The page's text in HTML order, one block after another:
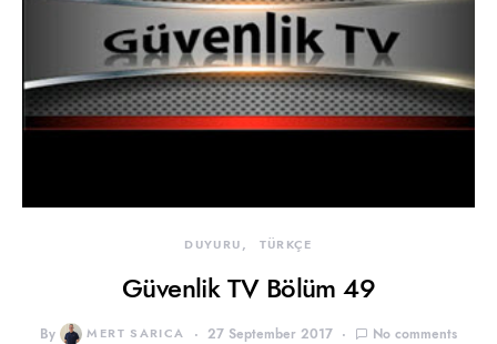
DUYURU TÜRKÇE
Güvenlik TV Bölüm 49
By MERT SARICA 27 September 2017 No comments